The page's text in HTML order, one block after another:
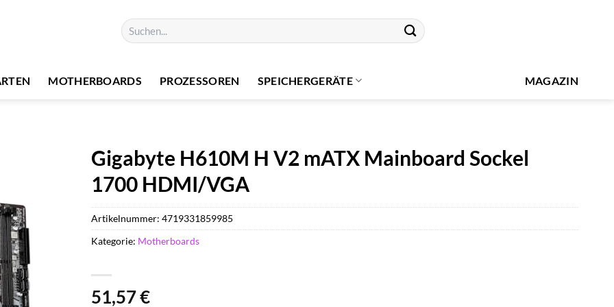
Suchen
nach:
MOTHERBOARDS PROZESSOREN SPEICHERGERÄTE MAGAZIN
Gigabyte H610M H V2 mATX Mainboard Sockel
1700 HDMI/VGA
51,57€
Artikelnummer:4719331859985
Kategorie: Motherboards